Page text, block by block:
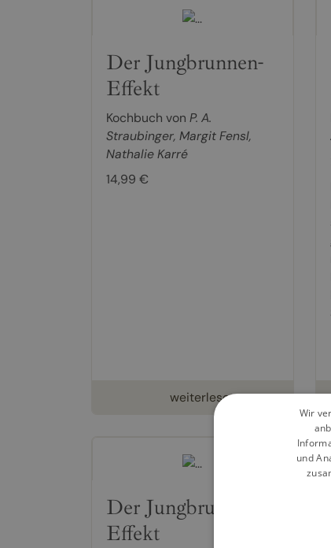
Der Jungbrunnen-
Effekt
Kochbuch von P. A.
Straubinger, Margit Fensl,
Nathalie Karré
14,99 €
weiterlesen
Der Jungbrunnen-
Effekt
Wir
und